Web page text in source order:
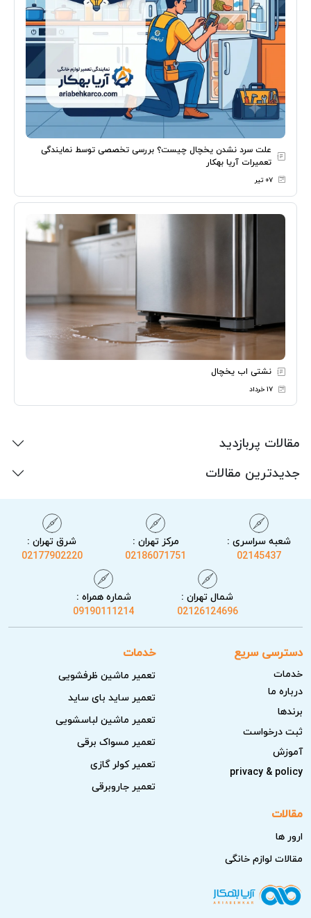
علت سرد نشدن یخچال چیست؟ بررسی تخصصی توسط نمایندگی
تعمیرات آریا بهکار
۰۷ تیر
نشتی اب یخچال
۱۷ خرداد
مقالات پربازدید
جدیدترین مقالات
شعبه سراسری :
02145437
مرکز تهران :
02186071751
شرق تهران :
02177902220
شمال تهران :
02126124696
شماره همراه :
09190111214
دسترسی سریع
خدمات
درباره ما
برندها
ثبت درخواست
آموزش
privacy & policy
خدمات
تعمیر ماشین ظرفشویی
تعمیر ساید بای ساید
تعمیر ماشین لباسشویی
تعمیر مسواک برقی
تعمیر کولر گازی
تعمیر جاروبرقی
مقالات
ارور ها
مقالات لوازم خانگی